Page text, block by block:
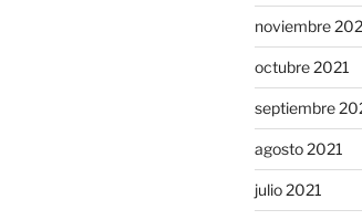
noviembre
octubre 2021
septiembre
agosto 2021
julio 2021